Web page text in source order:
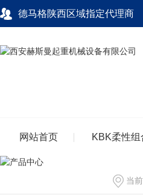
德马格陕西区域指定代理商
网站首页 KBK柔性
当